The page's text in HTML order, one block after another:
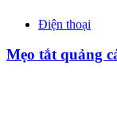
Điện thoại
Mẹo tắt quảng